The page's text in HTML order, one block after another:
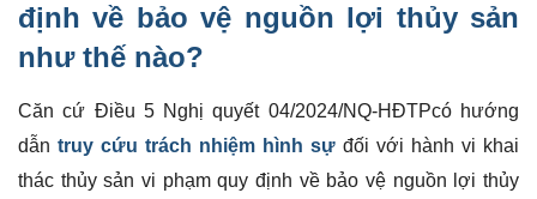
định về bảo vệ nguồn lợi thủy sản
như thế nào?
Căn cứ Điều 5 Nghị quyết 04/2024/NQ-HĐTPcó hướng
dẫn truy cứu trách nhiệm hình sự đối với hành vi khai
thác thủy sản vi phạm quy định về bảo vệ nguồn lợi thủy